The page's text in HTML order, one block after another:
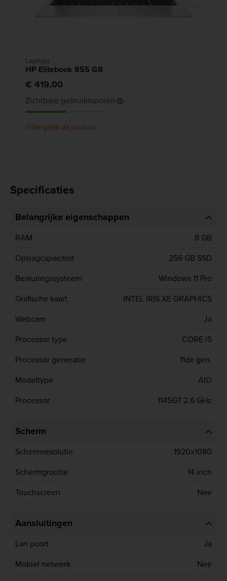
Laptops
HP Elitebook 855 G8
€ 419,00
Zichtbare gebruikssporen
Vergelijk dit product
Specificaties
Belangrijke eigenschappen
RAM
8 GB
Opslagcapaciteit
256 GB SSD
Besturingssysteem
Windows 11 Pro
Grafische kaart
INTEL IRIS XE GRAPHICS
Webcam
Ja
Processor type
CORE i5
Processor generatie
11de gen.
Modeltype
AIO
Processor
1145G7 2.6 GHz
Scherm
Schermresolutie
1920x1080
Schermgrootte
14 inch
Touchscreen
Nee
Aansluitingen
Lan poort
Ja
Mobiel netwerk
Nee